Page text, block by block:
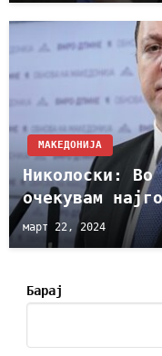
МАКЕДОНИЈА
Николоски: Во
очекувам
март 22, 2024
Барај